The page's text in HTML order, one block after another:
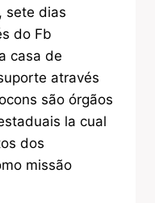
sete dias
do Fb
casa de
através
são órgãos
la cual
dos
missão